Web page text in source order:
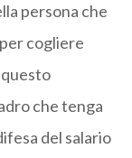
persona che
cogliere
che tenga
del salario